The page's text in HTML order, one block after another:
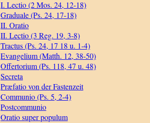
I. Lectio (2 Mos. 24, 12-18)
Graduale (Ps. 24, 17-18)
II. Oratio
II. Lectio (3 Reg. 19, 3-8)
Tractus (Ps. 24, 17 18 u. 1-4)
Evangelium (Matth. 12, 38-50)
Offertorium (Ps. 118, 47 u. 48)
Secreta
Præfatio von der Fastenzeit
Communio (Ps. 5, 2-4)
Postcommunio
Oratio super populum